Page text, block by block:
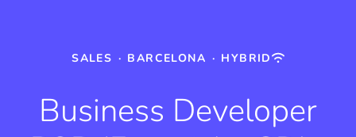
SALES · BARCELONA · HYBRID
Business Developer